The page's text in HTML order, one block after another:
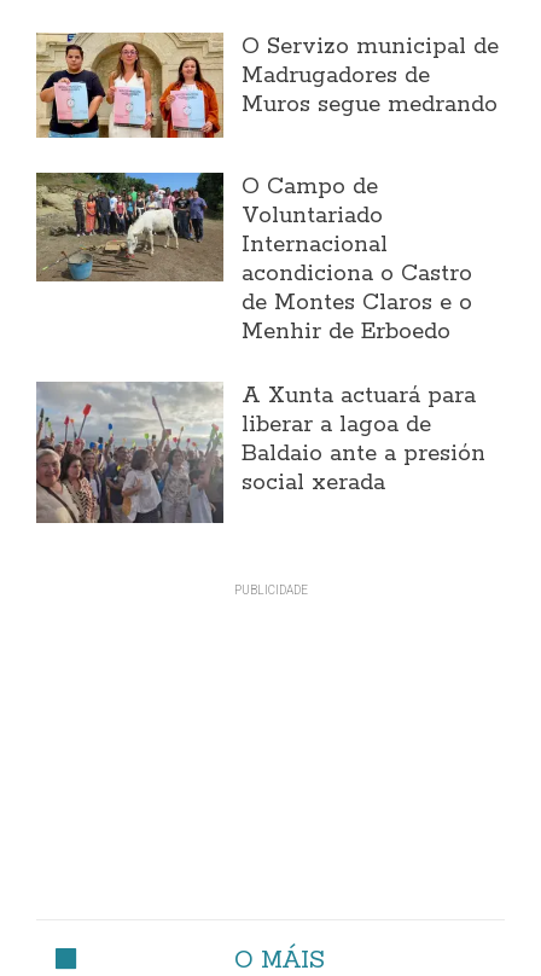
O Servizo municipal de
Madrugadores de
Muros segue medrando
O Campo de
Voluntariado
Internacional
acondiciona o Castro
de Montes Claros e o
Menhir de Erboedo
A Xunta actuará para
liberar a lagoa de
Baldaio ante a presión
social xerada
O MÁIS